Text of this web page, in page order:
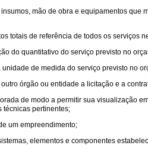
mão de obra e equipamentos
totais de referência de todos os
do quantitativo do serviço previsto no
de medida do serviço previsto no
órgão ou entidade a licitação e a
de modo a permitir sua visualização
técnicas pertinentes;
um empreendimento;
elementos e componentes